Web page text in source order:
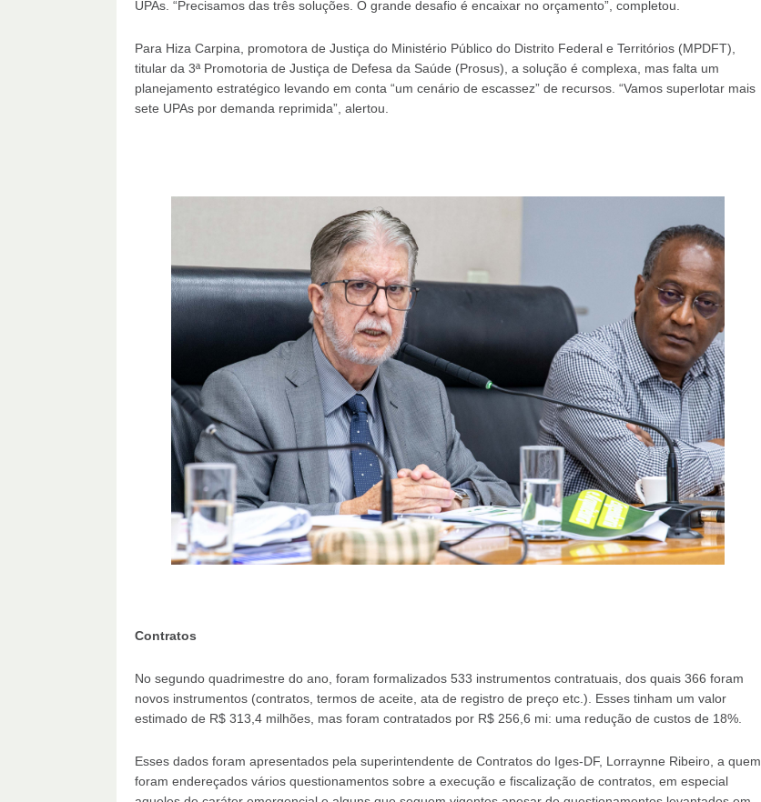
UPAs. “Precisamos das três soluções. O grande desafio é encaixar no orçamento”, completou.
Para Hiza Carpina, promotora de Justiça do Ministério Público do Distrito Federal e Territórios (MPDFT),
titular da 3ª Promotoria de Justiça de Defesa da Saúde (Prosus), a solução é complexa, mas falta um
planejamento estratégico levando em conta “um cenário de escassez” de recursos. “Vamos superlotar mais
sete UPAs por demanda reprimida”, alertou.
Contratos
No segundo quadrimestre do ano, foram formalizados 533 instrumentos contratuais, dos quais 366 foram
novos instrumentos (contratos, termos de aceite, ata de registro de preço etc.). Esses tinham um valor
estimado de R$ 313,4 milhões, mas foram contratados por R$ 256,6 mi: uma redução de custos de 18%.
Esses dados foram apresentados pela superintendente de Contratos do Iges-DF, Lorraynne Ribeiro, a quem
foram endereçados vários questionamentos sobre a execução e fiscalização de contratos, em especial